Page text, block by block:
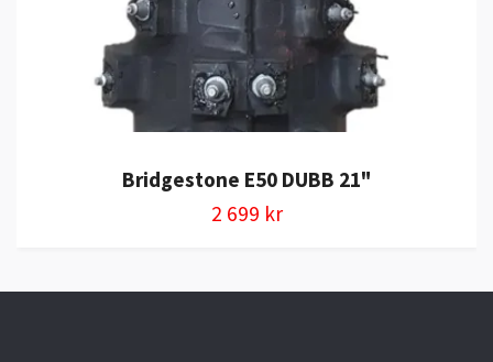
Bridgestone E50 DUBB 21"
2 699 kr